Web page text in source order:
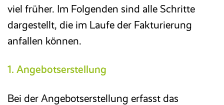
viel früher. Im Folgenden sind alle Schritte
dargestellt, die im Laufe der Fakturierung
anfallen können.
1. Angebotserstellung
Bei der Angebotserstellung erfasst das